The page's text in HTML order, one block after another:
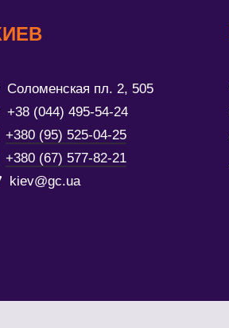
Соломенская пл. 2, 505
+38 (044) 495-54-24
+380 (95) 525-04-25
+380 (67) 577-82-21
kiev@gc.ua